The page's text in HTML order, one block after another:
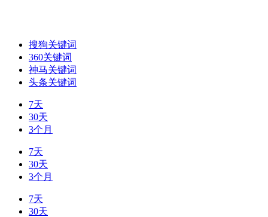
搜狗关键词
360关键词
神马关键词
头条关键词
7天
30天
3个月
7天
30天
3个月
7天
30天